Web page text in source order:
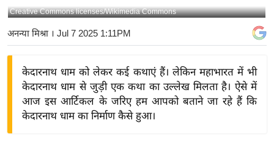
य
ज़
द्यो
Creative Commons licenses/Wikimedia Commons
अनन्या मिश्रा । Jul 7 2025 1:11PM
केदारनाथ धाम को लेकर कई कथाएं हैं। लेकिन महाभारत में भी
केदारनाथ धाम से जुड़ी एक कथा का उल्लेख मिलता है। ऐसे में
आज इस आर्टिकल के जरिए हम आपको बताने जा रहे हैं कि
केदारनाथ धाम का निर्माण कैसे हुआ।